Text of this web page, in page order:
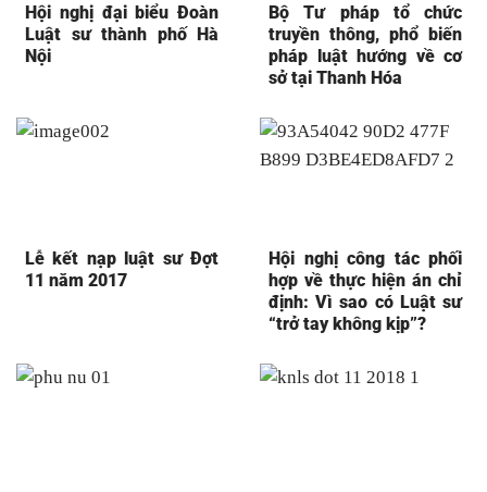
Hội nghị đại biểu Đoàn
Luật sư thành phố Hà
Nội
Bộ Tư pháp tổ chức
truyền thông, phổ biến
pháp luật hướng về cơ
sở tại Thanh Hóa
Lễ kết nạp luật sư Đợt
11 năm 2017
Hội nghị công tác phối
hợp về thực hiện án chỉ
định: Vì sao có Luật sư
“trở tay không kịp”?